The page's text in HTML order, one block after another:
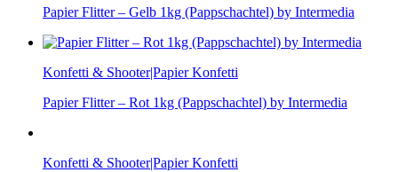
Papier Flitter – Gelb 1kg (Pappschachtel) by Intermedia
Konfetti & Shooter|Papier Konfetti
Papier Flitter – Rot 1kg (Pappschachtel) by Intermedia
Konfetti & Shooter|Papier Konfetti